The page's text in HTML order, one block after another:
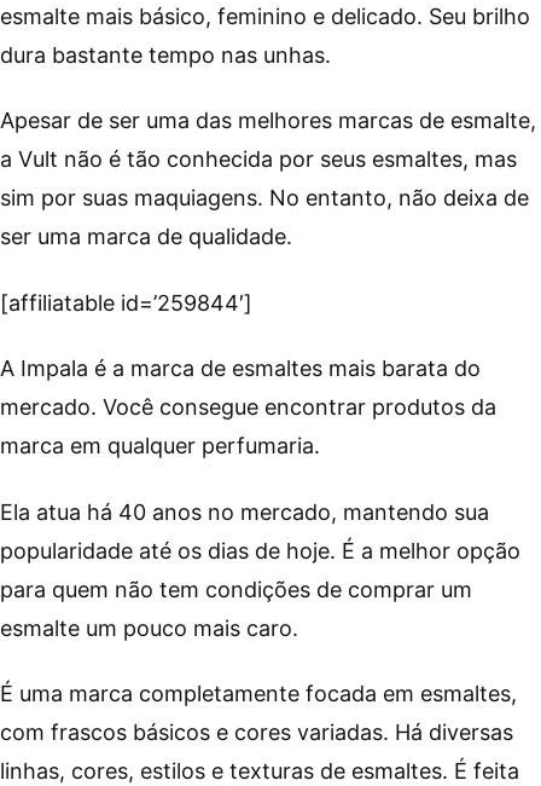
esmalte mais básico, feminino e delicado. Seu brilho
dura bastante tempo nas unhas.
Apesar de ser uma das melhores marcas de esmalte,
a Vult não é tão conhecida por seus esmaltes, mas
sim por suas maquiagens. No entanto, não deixa de
ser uma marca de qualidade.
[affiliatable id=’259844′]
A Impala é a marca de esmaltes mais barata do
mercado. Você consegue encontrar produtos da
marca em qualquer perfumaria.
Ela atua há 40 anos no mercado, mantendo sua
popularidade até os dias de hoje. É a melhor opção
para quem não tem condições de comprar um
esmalte um pouco mais caro.
É uma marca completamente focada em esmaltes,
com frascos básicos e cores variadas. Há diversas
linhas, cores, estilos e texturas de esmaltes. É feita